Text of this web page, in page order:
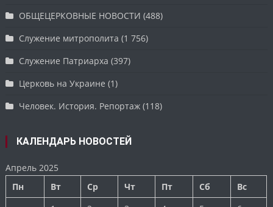
ОБЩЕЦЕРКОВНЫЕ НОВОСТИ (488)
Служение митрополита (1 756)
Служение Патриарха (397)
Церковь на Украине (1)
Человек. История. Репортаж (118)
КАЛЕНДАРЬ НОВОСТЕЙ
Апрель 2025
Пн
Вт Ср Чт Пт Сб
Вс